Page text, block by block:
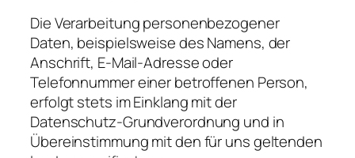
Die Verarbeitung personenbezogener
Daten, beispielsweise des Namens, der
Anschrift, E-Mail-Adresse oder
Telefonnummer einer betroffenen Person,
erfolgt stets im Einklang mit der
Datenschutz-Grundverordnung und in
Übereinstimmung mit den für uns geltenden